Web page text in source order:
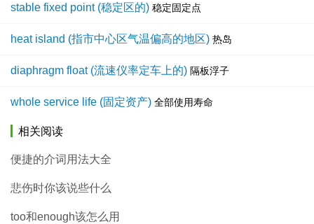
stable fixed point (稳定区的) 稳定固定点
heat island (指市中心区气温偏高的地区) 热岛
diaphragm float (流速仪率定车上的) 隔板浮子
whole service life (固定资产) 全部使用寿命
相关阅读
便捷的介词用法大全
悲伤时你该说些什么
too和enough该怎么用